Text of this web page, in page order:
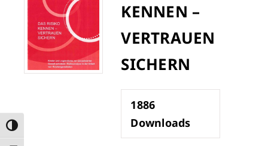
Umschalten auf hohe Kontraste
KENNEN –
VERTRAUEN
SICHERN
1886
Downloads